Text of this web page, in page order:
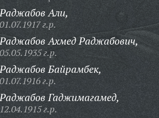
Али,
01.07.1917 г.р.
Ахмед Раджабович,
05.05.1935 г.р.
Байрамбек,
01.07.1916 г.р.
Гаджимагамед,
12.04.1915 г.р.